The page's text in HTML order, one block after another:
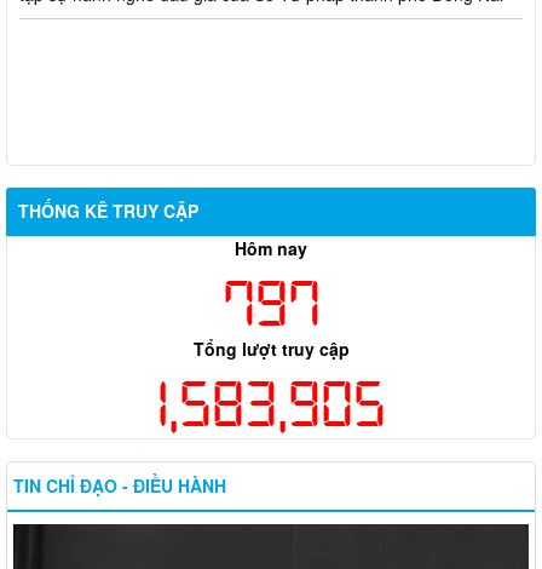
THỐNG KÊ TRUY CẬP
Hôm nay
797
Tổng lượt truy cập
1,583,905
TIN CHỈ ĐẠO - ĐIỀU HÀNH